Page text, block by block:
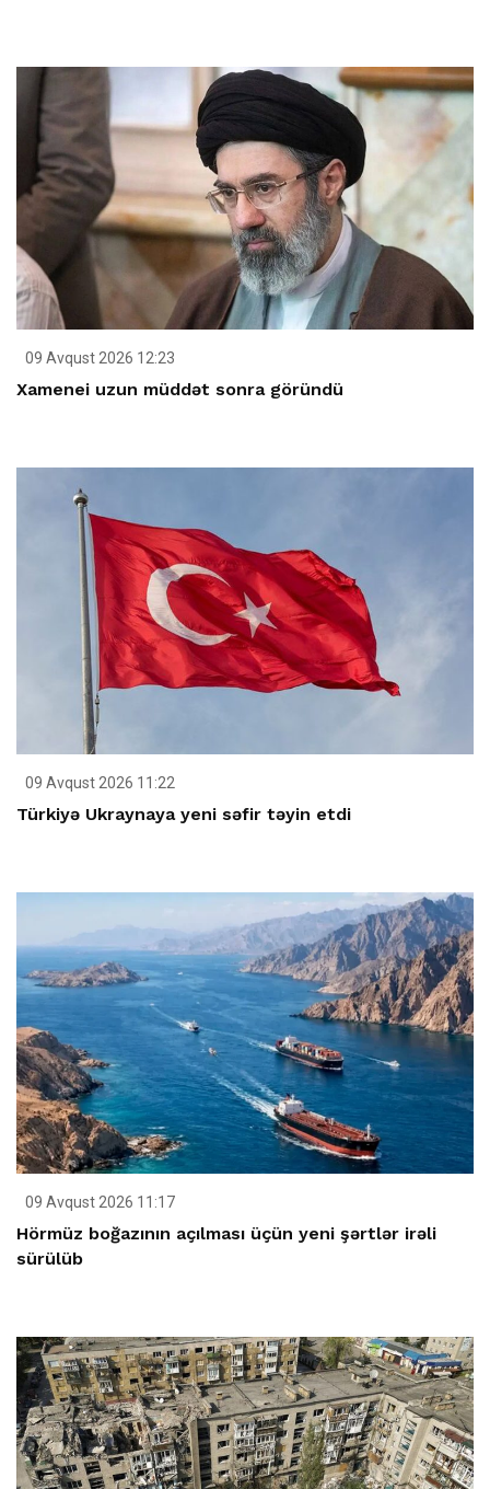
09 Avqust 2026 12:23
Xamenei uzun müddət sonra göründü
09 Avqust 2026 11:22
Türkiyə Ukraynaya yeni səfir təyin etdi
09 Avqust 2026 11:17
Hörmüz boğazının açılması üçün yeni şərtlər irəli
sürülüb